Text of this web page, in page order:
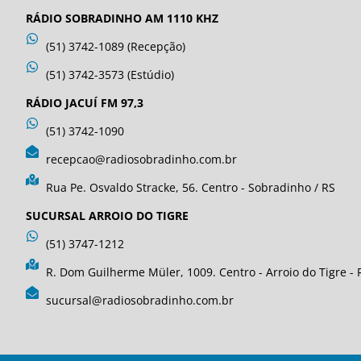
RÁDIO SOBRADINHO AM 1110 KHZ
(51) 3742-1089 (Recepção)
(51) 3742-3573 (Estúdio)
RÁDIO JACUÍ FM 97,3
(51) 3742-1090
recepcao@radiosobradinho.com.br
Rua Pe. Osvaldo Stracke, 56. Centro - Sobradinho / RS
SUCURSAL ARROIO DO TIGRE
(51) 3747-1212
R. Dom Guilherme Müler, 1009. Centro - Arroio do Tigre -
sucursal@radiosobradinho.com.br